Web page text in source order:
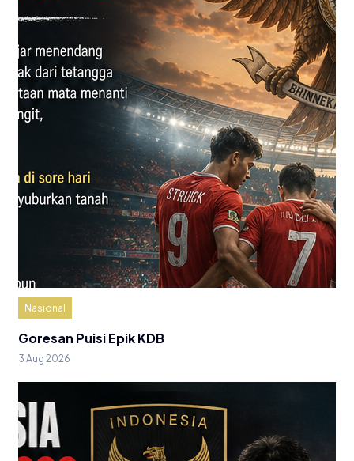
Nasional
Goresan Puisi Epik KDB
3 Aug 2026